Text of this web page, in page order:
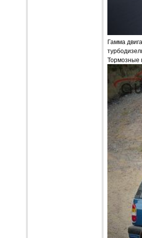
Гамма
Тормозные